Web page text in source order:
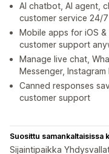
AI chatbot, AI agent,
customer service 24/7
Mobile apps for iOS
customer support
Manage live chat,
Messenger, Instagram
Canned responses
customer support
Suosittu samankaltaisissa
Sijaintipaikka